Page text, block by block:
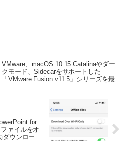
VMware、macOS 10.15 Catalinaやダー
クモード、Sidecarをサポートした
「VMware Fusion v11.5」シリーズを最大
for
ァイルをオ
ウンロード